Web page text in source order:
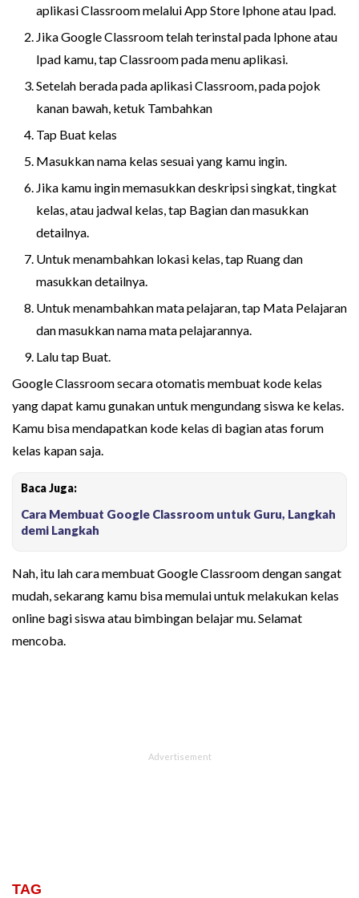
aplikasi Classroom melalui App Store Iphone atau Ipad.
Jika Google Classroom telah terinstal pada Iphone atau
Ipad kamu, tap Classroom pada menu aplikasi.
Setelah berada pada aplikasi Classroom, pada pojok
kanan bawah, ketuk Tambahkan
Tap Buat kelas
Masukkan nama kelas sesuai yang kamu ingin.
Jika kamu ingin memasukkan deskripsi singkat, tingkat
kelas, atau jadwal kelas, tap Bagian dan masukkan
detailnya.
Untuk menambahkan lokasi kelas, tap Ruang dan
masukkan detailnya.
Untuk menambahkan mata pelajaran, tap Mata Pelajaran
dan masukkan nama mata pelajarannya.
Lalu tap Buat.
Google Classroom secara otomatis membuat kode kelas
yang dapat kamu gunakan untuk mengundang siswa ke kelas.
Kamu bisa mendapatkan kode kelas di bagian atas forum
kelas kapan saja.
Baca Juga:
Cara Membuat Google Classroom untuk Guru, Langkah
demi Langkah
Nah, itu lah cara membuat Google Classroom dengan sangat
mudah, sekarang kamu bisa memulai untuk melakukan kelas
online bagi siswa atau bimbingan belajar mu. Selamat
mencoba.
TAG